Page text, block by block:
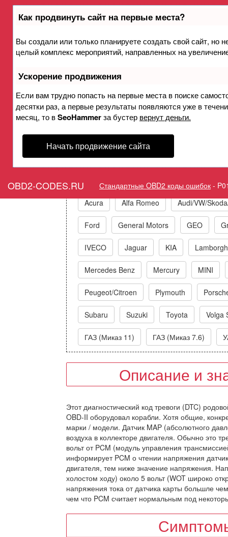
Как продвинуть сайт на первые места?
Вы создали или только планируете создать свой сайт, но
целый комплекс мероприятий, направленных на
Ускорение продвижения
Если вам трудно попасть на первые места в поиске
десятки раз, а первые результаты появляются уже в
месяц, то вSeoHammerза бустер вернут деньги.
Начать продвижение сайта
OBD2-CODES.RU Стандартные OBD2 коды ошибок -
Ошибка P0108 Датчик
коллекторе/датчик
Горит ошибка Check
Acura Alfa Romeo Audi/VW/
Ford General Motors GEO
IVECO Jaguar KIA
Mercedes Benz Mercury MINI
Peugeot/Citroen Plymouth
Subaru Suzuki Toyota Volga
ГАЗ (Миказ 11) ГАЗ (Миказ 7.6)
Описание и
Этот диагностический код тревоги (DTC)
OBD-II оборудовал корабли. Хотя общие,
марки / модели. Датчик MAP (абсолютного
воздуха в коллекторе двигателя. Обычно это
вольт от PCM (модуль управления
информирует PCM о чтении напряжения
двигателя, тем ниже значение напряжения.
холостом ходу) около 5 вольт (WOT широко
напряжения тока от датчика карты большле
чем что PCM считает нормальным под